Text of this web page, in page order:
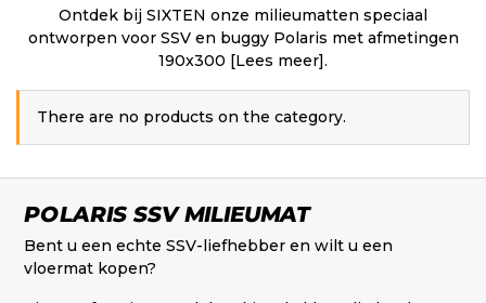
Ontdek bij SIXTEN onze milieumatten speciaal
ontworpen voor SSV en buggy Polaris met afmetingen
190x300 [Lees meer].
There are no products on the category.
POLARIS SSV MILIEUMAT
Bent u een echte SSV-liefhebber en wilt u een
vloermat kopen?